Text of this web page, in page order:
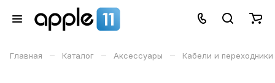
Главная – Каталог – Аксессуары – Кабели и переходники